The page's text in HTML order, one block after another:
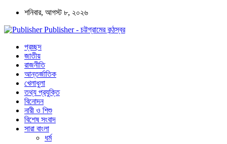
শনিবার, আগস্ট ৮, ২০২৬
Publisher - চট্টগ্রামের কন্ঠস্বর
প্রচ্ছদ
জাতীয়
রাজনীতি
আন্তর্জাতিক
খেলাধুলা
তথ্য প্রযুক্তি
বিনোদন
নারী ও শিশু
বিশেষ সংবাদ
সারা বাংলা
ধর্ম